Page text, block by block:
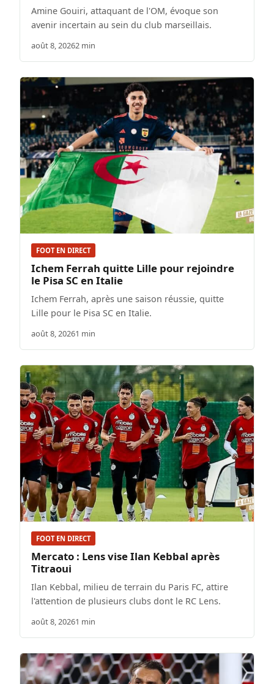
Amine Gouiri, attaquant de l'OM, évoque son
avenir incertain au sein du club marseillais.
août 8, 20262 min
FOOT EN DIRECT
Ichem Ferrah quitte Lille pour rejoindre
le Pisa SC en Italie
Ichem Ferrah, après une saison réussie, quitte
Lille pour le Pisa SC en Italie.
août 8, 20261 min
FOOT EN DIRECT
Mercato : Lens vise Ilan Kebbal après
Titraoui
Ilan Kebbal, milieu de terrain du Paris FC, attire
l'attention de plusieurs clubs dont le RC Lens.
août 8, 20261 min